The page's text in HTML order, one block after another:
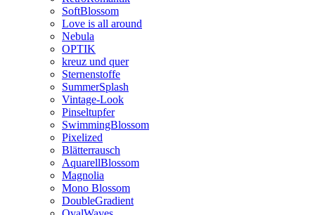
SoftBlossom
Love is all around
Nebula
OPTIK
kreuz und quer
Sternenstoffe
SummerSplash
Vintage-Look
Pinseltupfer
SwimmingBlossom
Pixelized
Blätterrausch
AquarellBlossom
Magnolia
Mono Blossom
DoubleGradient